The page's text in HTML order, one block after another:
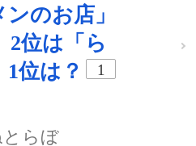
ンのお店」
位は「ら
位は？
1
とらぼ